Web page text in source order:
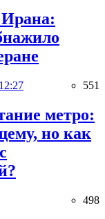
Ирана:
551
метро:
но как
498